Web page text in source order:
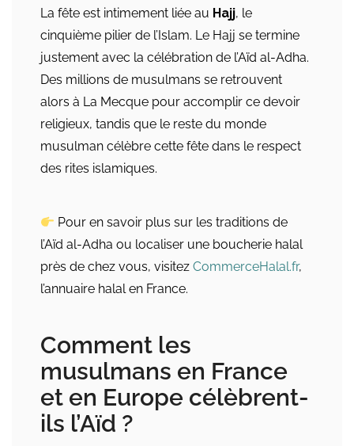
La fête est intimement liée au Hajj, le
cinquième pilier de l’Islam. Le Hajj se termine
justement avec la célébration de l’Aïd al-Adha.
Des millions de musulmans se retrouvent
alors à La Mecque pour accomplir ce devoir
religieux, tandis que le reste du monde
musulman célèbre cette fête dans le respect
des rites islamiques.
Pour en savoir plus sur les traditions de
l’Aïd al-Adha ou localiser une boucherie halal
près de chez vous, visitez CommerceHalal.fr,
l’annuaire halal en France.
Comment les
musulmans en France
et en Europe célèbrent-
ils l’Aïd ?